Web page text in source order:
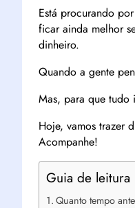
Está procurando por
ficar ainda melhor
dinheiro.
Quando a gente
Mas, para que tudo
Hoje, vamos trazer
Acompanhe!
Guia de leitura
Quanto tempo